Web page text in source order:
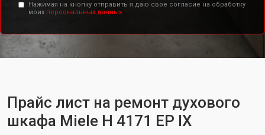
Нажимая на кнопку отправить я даю свое согласие на обработку
моих персональных данных.
Прайс лист на ремонт духового
шкафа Miele H 4171 EP IX